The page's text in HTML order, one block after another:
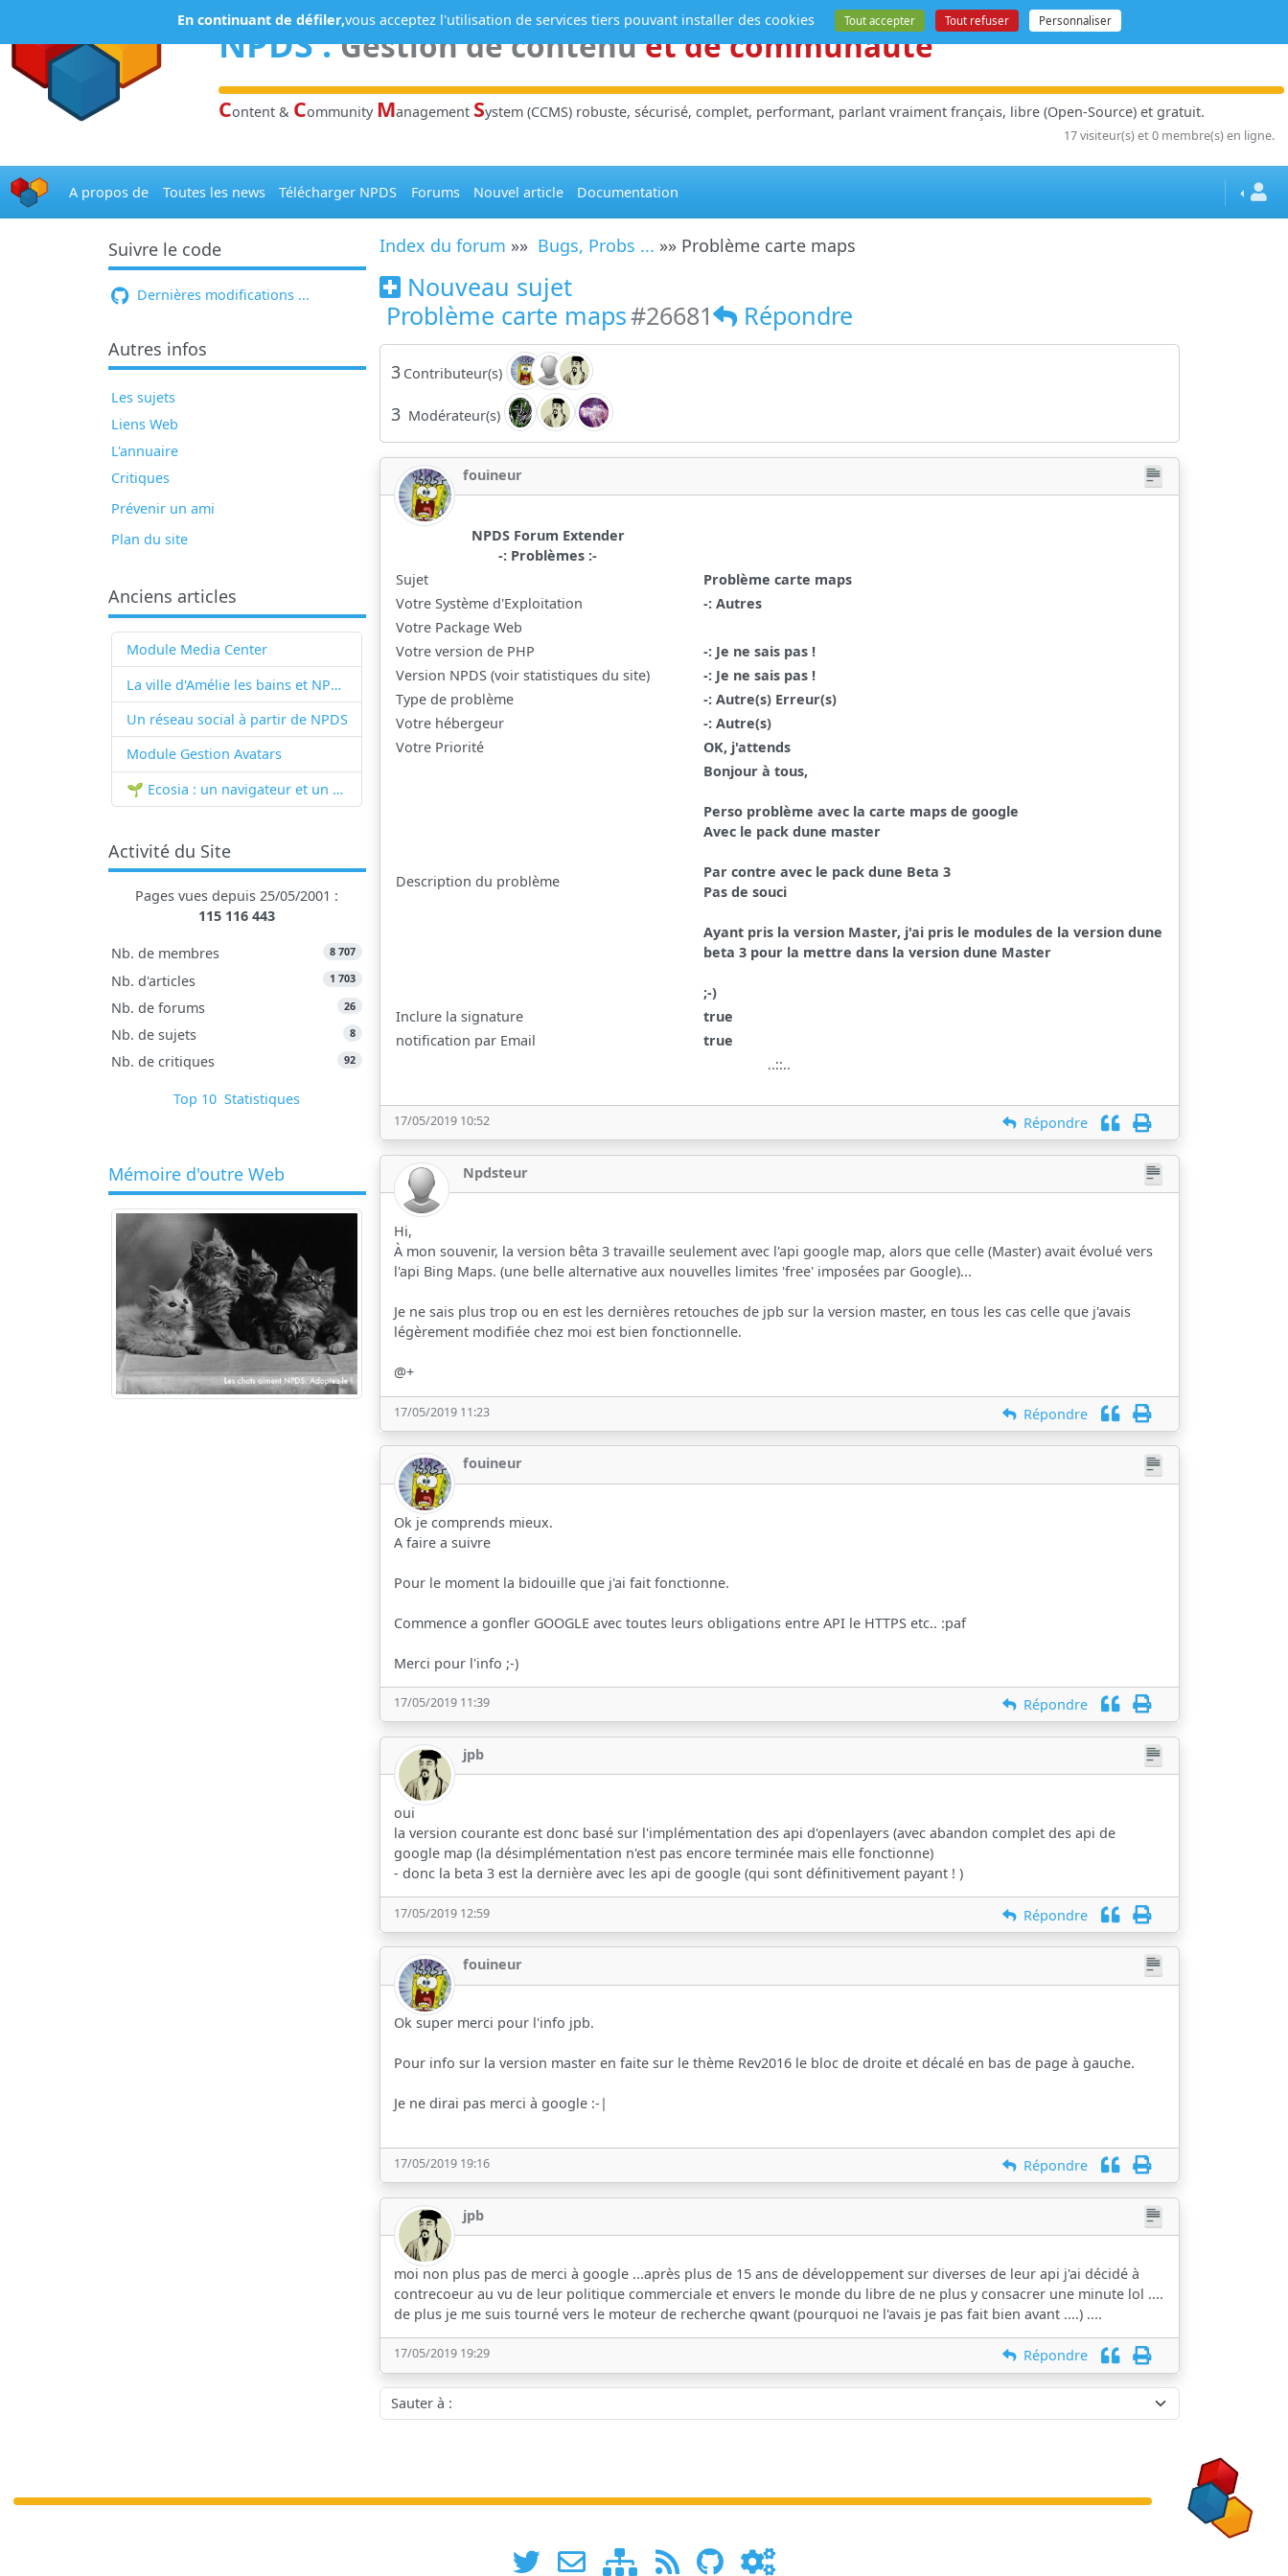
NPDS:Gestion de contenuet de communauté
Content & Community Management System (CCMS) robuste, sécurisé, complet, performant, parlant vraiment français, libre (Open-Source) et gratuit.
17 visiteur(s) et 0 membre(s) en ligne.
A propos de Toutes les news Télécharger NPDS Forums Nouvel article Documentation
Suivre le code
Dernières modifications ...
Autres infos
Les sujets
Liens Web
L'annuaire
Critiques
Prévenir un ami
Plan du site
Anciens articles
Module Media Center
La ville d'Amélie les bains et NPDS
Un réseau social à partir de NPDS
Module Gestion Avatars
🌱 Ecosia : un navigateur et un moteur de recherche qui plantent des arbres !...
Activité du Site
Pages vues depuis 25/05/2001 :
115 116 443
Nb. de membres 8 707
Nb. d'articles 1 703
Nb. de forums 26
Nb. de sujets 8
Nb. de critiques 92
Top 10 Statistiques
Mémoire d'outre Web
Index du forum »» Bugs, Probs ... »» Problème carte maps
Nouveau sujet
Problème carte maps#26681 Répondre
3 Contributeur(s)
3 Modérateur(s)
fouineur
NPDS Forum Extender
-: Problèmes :-
Sujet
Problème carte maps
Votre Système d'Exploitation
-: Autres
Votre Package Web
Votre version de PHP
-: Je ne sais pas !
Version NPDS (voir statistiques du site)
-: Je ne sais pas !
Type de problème
-: Autre(s) Erreur(s)
Votre hébergeur
-: Autre(s)
Votre Priorité
OK, j'attends
Description du problème
Bonjour à tous,
Perso problème avec la carte maps de google
Avec le pack dune master
Par contre avec le pack dune Beta 3
Pas de souci
Ayant pris la version Master, j'ai pris le modules de la version dune
beta 3 pour la mettre dans la version dune Master
;-)
Inclure la signature
true
notification par Email
true
..::..
17/05/2019 10:52 Répondre
Npdsteur
Hi,
À mon souvenir, la version bêta 3 travaille seulement avec l'api google map, alors que celle (Master) avait évolué vers
l'api Bing Maps. (une belle alternative aux nouvelles limites 'free' imposées par Google)...
Je ne sais plus trop ou en est les dernières retouches de jpb sur la version master, en tous les cas celle que j'avais
légèrement modifiée chez moi est bien fonctionnelle.
@+
17/05/2019 11:23 Répondre
fouineur
Ok je comprends mieux.
A faire a suivre
Pour le moment la bidouille que j'ai fait fonctionne.
Commence a gonfler GOOGLE avec toutes leurs obligations entre API le HTTPS etc.. :paf
Merci pour l'info ;-)
17/05/2019 11:39 Répondre
jpb
oui
la version courante est donc basé sur l'implémentation des api d'openlayers (avec abandon complet des api de
google map (la désimplémentation n'est pas encore terminée mais elle fonctionne)
- donc la beta 3 est la dernière avec les api de google (qui sont définitivement payant ! )
17/05/2019 12:59 Répondre
fouineur
Ok super merci pour l'info jpb.
Pour info sur la version master en faite sur le thème Rev2016 le bloc de droite et décalé en bas de page à gauche.
Je ne dirai pas merci à google :-|
17/05/2019 19:16 Répondre
jpb
moi non plus pas de merci à google ...après plus de 15 ans de développement sur diverses de leur api j'ai décidé à
contrecoeur au vu de leur politique commerciale et envers le monde du libre de ne plus y consacrer une minute lol ....
de plus je me suis tourné vers le moteur de recherche qwant (pourquoi ne l'avais je pas fait bien avant ....) ....
17/05/2019 19:29 Répondre
Sauter à :
En continuant de défiler,vous acceptez l'utilisation de services tiers pouvant installer des cookies Tout accepter Tout refuser Personnaliser